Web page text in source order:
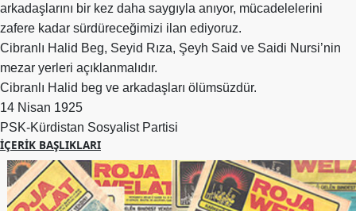
Etkinlikler
Ziyaretler
PSK
TV
YAYıNLAR
Broşür
Bültenler
arkadaşlarını bir kez daha saygıyla anıyor, mücadelelerini
zafere kadar sürdüreceğimizi ilan ediyoruz.
Cibranlı Halid Beg, Seyid Rıza, Şeyh Said ve Saidi Nursi’nin
mezar yerleri açıklanmalıdır.
Cibranlı Halid beg ve arkadaşları ölümsüzdür.
14 Nisan 1925
PSK-Kürdistan Sosyalist Partisi
İÇERIK BAŞLIKLARI